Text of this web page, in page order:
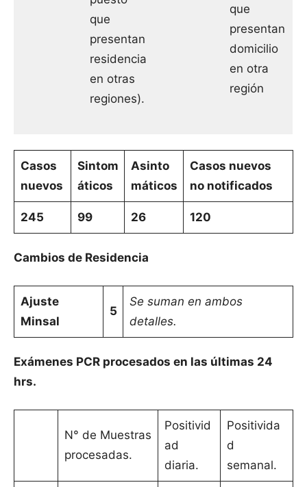
que
presentan
residencia
en otras
regiones).
que
presentan
domicilio
en otra
región
Casos
nuevos
Sintom
áticos
Asinto
máticos
Casos nuevos
no notificados
245 99 26 120
Cambios de Residencia
Ajuste
Minsal
5
Se suman en ambos
detalles.
Exámenes PCR procesados en las últimas 24
hrs.
N° de Muestras
procesadas.
Positivid
ad
diaria.
Positivida
d
semanal.